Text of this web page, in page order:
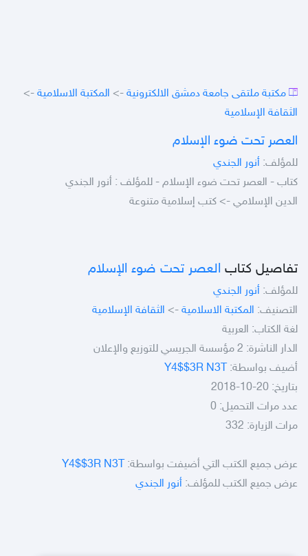
مكتبة ملتقى جامعة دمشق الالكترونية -> المكتبة الاسلامية ->
الثقافة الإسلامية
العصر تحت ضوء الإسلام
للمؤلف: أنور الجندي
كتاب - العصر تحت ضوء الإسلام - للمؤلف : أنور الجندي
الدين الإسلامي -> كتب إسلامية متنوعة
تفاصيل كتاب العصر تحت ضوء الإسلام
للمؤلف: أنور الجندي
التصنيف: المكتبة الاسلامية -> الثقافة الإسلامية
لغة الكتاب: العربية
الدار الناشرة: 2 مؤسسة الجريسي للتوزيع والإعلان
أضيف بواسطة: Y4$$3R N3T
بتاريخ: 20-10-2018
عدد مرات التحميل: 0
مرات الزيارة: 332
عرض جميع الكتب التي أضيفت بواسطة: Y4$$3R N3T
عرض جميع الكتب للمؤلف: أنور الجندي